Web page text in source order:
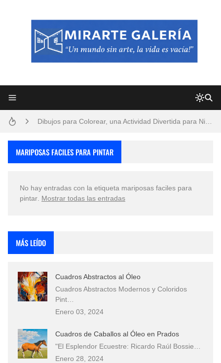
San Valentín Dibujos a Lápiz del 14 de Febrero
El mundo del arte en pintura surrealista
MARIPOSAS FACILES PARA PINTAR
No hay entradas con la etiqueta mariposas faciles para
pintar Mostrar todas las entradas
MÁS LEÍDO
Cuadros Abstractos al Óleo
Cuadros Abstractos Modernos y Coloridos
Pint…
Enero 03, 2024
Cuadros de Caballos al Óleo en Prados
"El Esplendor Ecuestre: Ricardo Raúl Bossie…
Enero 28, 2024